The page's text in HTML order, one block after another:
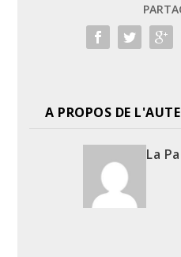
A PROPOS DE
La